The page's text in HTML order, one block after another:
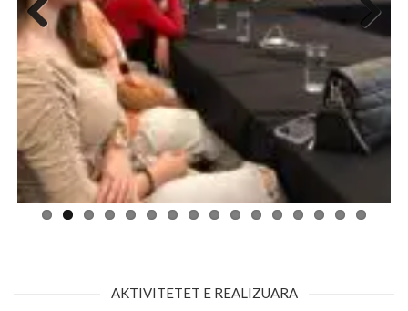
Previous Next
AKTIVITETET E REALIZUARA